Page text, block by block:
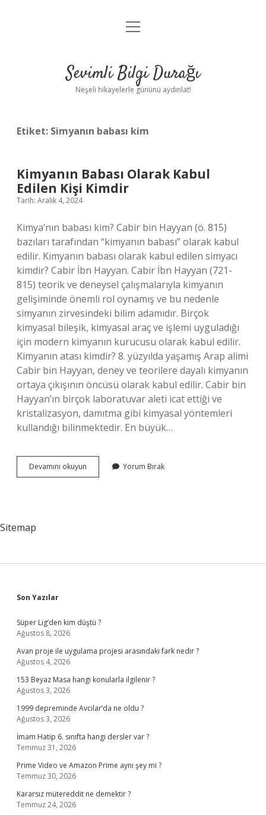
Anasayfa
Yasal Uyarı
menüyü
Sevimli Bilgi Durağı
Neşeli hikayelerle gününü aydınlat!
Etiket: Simyanın babası kim
Kimyanın Babası Olarak Kabul
Edilen Kişi Kimdir
Tarih: Aralık 4, 2024
Kimya’nın babası kim? Cabir bin Hayyan (ö. 815)
bazıları tarafından “kimyanın babası” olarak kabul
edilir. Kimyanın babası olarak kabul edilen simyacı
kimdir? Cabir İbn Hayyan. Cabir İbn Hayyan (721-
815) teorik ve deneysel çalışmalarıyla kimyanın
gelişiminde önemli rol oynamış ve bu nedenle
simyanın zirvesindeki bilim adamıdır. Birçok
kimyasal bileşik, kimyasal araç ve işlemi uyguladığı
için modern kimyanın kurucusu olarak kabul edilir.
Kimyanın atası kimdir? 8. yüzyılda yaşamış Arap alimi
Cabir bin Hayyan, deney ve teorilere dayalı kimyanın
ortaya çıkışının öncüsü olarak kabul edilir. Cabir bin
Hayyan’ın birçok laboratuvar aleti icat ettiği ve
kristalizasyon, damıtma gibi kimyasal yöntemleri
kullandığı bilinmektedir. En büyük…
Devamını okuyun Kimyanın
Babası
Yorum Bırak
Sitemap
Sidebar
Son Yazılar
Süper Lig’den kim düştü ?
Ağustos 8, 2026
Avan proje ile uygulama projesi arasındaki fark nedir ?
Ağustos 4, 2026
153 Beyaz Masa hangi konularla ilgilenir ?
Ağustos 3, 2026
1999 depreminde Avcılar’da ne oldu ?
Ağustos 3, 2026
İmam Hatip 6. sınıfta hangi dersler var ?
Temmuz 31, 2026
Prime Video ve Amazon Prime aynı şey mi ?
Temmuz 30, 2026
Kararsız mütereddit ne demektir ?
Temmuz 24, 2026